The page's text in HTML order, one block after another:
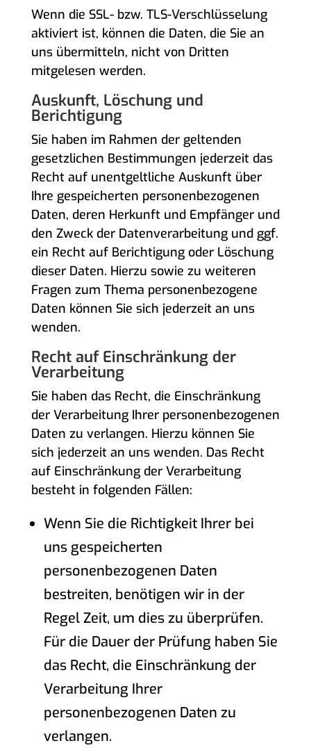
Wenn die SSL- bzw. TLS-Verschlüsselung
aktiviert ist, können die Daten, die Sie an
uns übermitteln, nicht von Dritten
mitgelesen werden.
Auskunft, Löschung und
Berichtigung
Sie haben im Rahmen der geltenden
gesetzlichen Bestimmungen jederzeit das
Recht auf unentgeltliche Auskunft über
Ihre gespeicherten personenbezogenen
Daten, deren Herkunft und Empfänger und
den Zweck der Datenverarbeitung und ggf.
ein Recht auf Berichtigung oder Löschung
dieser Daten. Hierzu sowie zu weiteren
Fragen zum Thema personenbezogene
Daten können Sie sich jederzeit an uns
wenden.
Recht auf Einschränkung der
Verarbeitung
Sie haben das Recht, die Einschränkung
der Verarbeitung Ihrer personenbezogenen
Daten zu verlangen. Hierzu können Sie
sich jederzeit an uns wenden. Das Recht
auf Einschränkung der Verarbeitung
besteht in folgenden Fällen:
Wenn Sie die Richtigkeit Ihrer bei
uns gespeicherten
personenbezogenen Daten
bestreiten, benötigen wir in der
Regel Zeit, um dies zu überprüfen.
Für die Dauer der Prüfung haben Sie
das Recht, die Einschränkung der
Verarbeitung Ihrer
personenbezogenen Daten zu
verlangen.